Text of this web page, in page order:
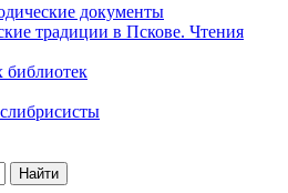
документы
традиции в Пскове. Чтения
Найти